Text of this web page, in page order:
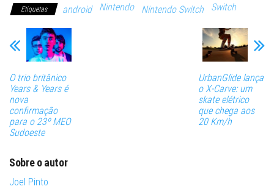
Etiquetas android Nintendo Nintendo Switch Switch
O trio britânico
Years & Years é
nova
confirmação
para o 23º MEO
Sudoeste
UrbanGlide lança
o X-Carve: um
skate elétrico
que chega aos
20 Km/h
Sobre o autor
Joel Pinto